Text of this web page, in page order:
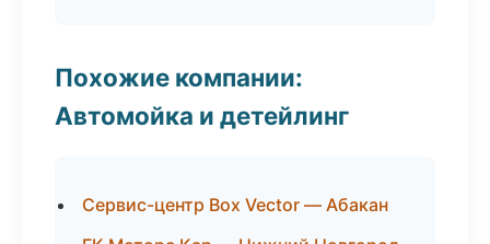
Похожие компании:
Автомойка и детейлинг
Сервис-центр Box Vector — Абакан